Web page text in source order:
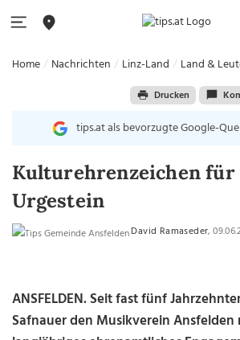
Home Nachrichten Linz-Land Land &
Drucken
tips.at als bevorzugte Google-
Kulturehrenzeichen
Urgestein
David Ramaseder,
ANSFELDEN. Seit fast fünf
Safnauer den Musikverein Ansfelden